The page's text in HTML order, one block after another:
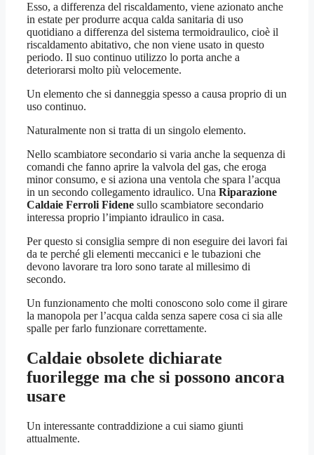
Esso, a differenza del riscaldamento, viene azionato anche
in estate per produrre acqua calda sanitaria di uso
quotidiano a differenza del sistema termoidraulico, cioè il
riscaldamento abitativo, che non viene usato in questo
periodo. Il suo continuo utilizzo lo porta anche a
deteriorarsi molto più velocemente.
Un elemento che si danneggia spesso a causa proprio di un
uso continuo.
Naturalmente non si tratta di un singolo elemento.
Nello scambiatore secondario si varia anche la sequenza di
comandi che fanno aprire la valvola del gas, che eroga
minor consumo, e si aziona una ventola che spara l’acqua
in un secondo collegamento idraulico. Una Riparazione
Caldaie Ferroli Fidene sullo scambiatore secondario
interessa proprio l’impianto idraulico in casa.
Per questo si consiglia sempre di non eseguire dei lavori fai
da te perché gli elementi meccanici e le tubazioni che
devono lavorare tra loro sono tarate al millesimo di
secondo.
Un funzionamento che molti conoscono solo come il girare
la manopola per l’acqua calda senza sapere cosa ci sia alle
spalle per farlo funzionare correttamente.
Caldaie obsolete dichiarate
fuorilegge ma che si possono ancora
usare
Un interessante contraddizione a cui siamo giunti
attualmente.